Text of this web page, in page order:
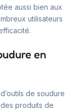
aussi bien aux
utilisateurs
en
de soudure
produits de